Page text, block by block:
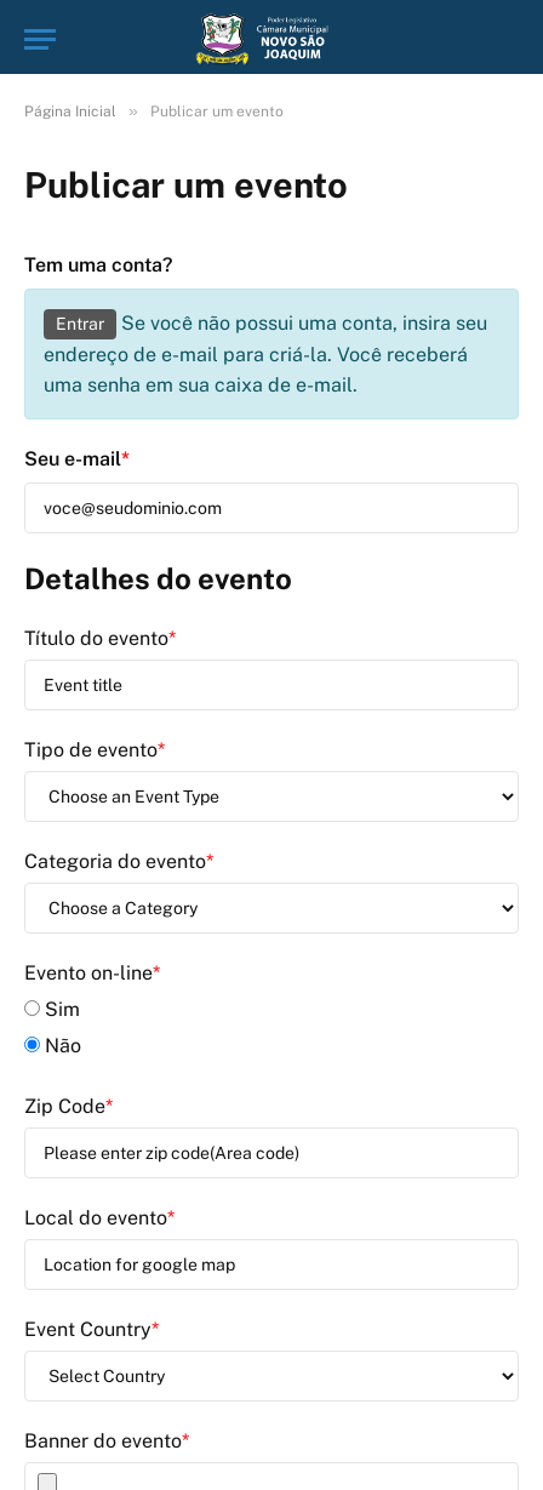
Página Inicial » Publicar um evento
Publicar um evento
Tem uma conta?
Entrar
Se você não possui uma conta, insira seu
endereço de e-mail para criá-la. Você receberá
uma senha em sua caixa de e-mail.
Seu e-mail*
Detalhes do evento
Título do evento*
Tipo de evento*
Categoria do evento*
Evento on-line*
Sim
Não
Zip Code*
Local do evento*
Event Country*
Banner do evento*